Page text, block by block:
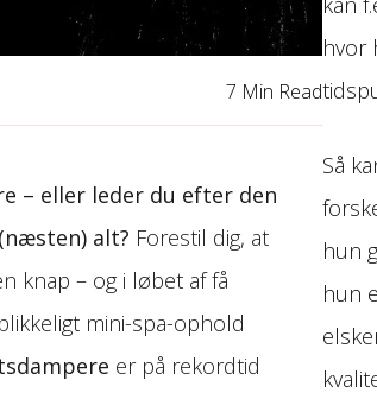
7 Min Read
– eller leder du efter den
alt? Forestil dig, at
knap – og i løbet af få
mini-spa-ophold
er på rekordtid
hvor
Så
hun
hun